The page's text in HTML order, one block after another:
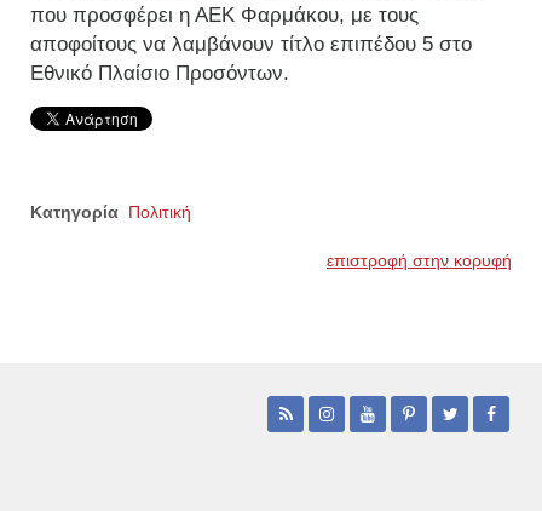
που προσφέρει η ΑΕΚ Φαρμάκου, με τους
αποφοίτους να λαμβάνουν τίτλο επιπέδου 5 στο
Εθνικό Πλαίσιο Προσόντων.
Κατηγορία Πολιτική
επιστροφή στην κορυφή